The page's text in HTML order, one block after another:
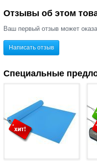
Отзывы об этом
Ваш первый отзыв может
Написать отзыв
Специальные